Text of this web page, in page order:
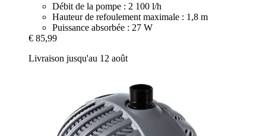
Débit de la pompe : 2 100 l/h
Hauteur de refoulement maximale : 1,8 m
Puissance absorbée : 27 W
€ 85,99
Livraison jusqu'au 12 août